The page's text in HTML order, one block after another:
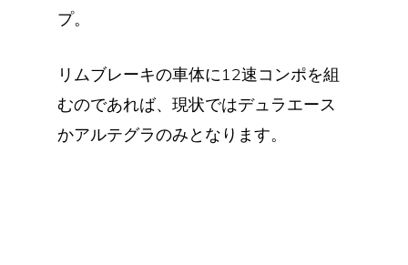
プ。
リムブレーキの車体に12速コンポを組
むのであれば、現状ではデュラエース
かアルテグラのみとなります。